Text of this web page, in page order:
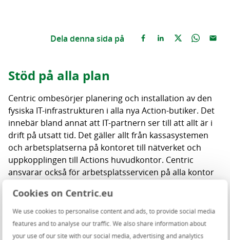
Cookies on Centric.eu
We use cookies to personalise content and ads, to provide social media
features and to analyse our traffic. We also share information about
your use of our site with our social media, advertising and analytics
Dela denna sida på
Stöd på alla plan
Centric ombesörjer planering och installation av den
fysiska IT-infrastrukturen i alla nya Action-butiker. Det
innebär bland annat att IT-partnern ser till att allt är i
drift på utsatt tid. Det gäller allt från kassasystemen
och arbetsplatserna på kontoret till nätverket och
uppkopplingen till Actions huvudkontor. Centric
ansvarar också för arbetsplatsservicen på alla kontor
om supporten på plats. ”Eftersom Centric gör allt detta
åt oss visste vi att det är ett företag som har kapacitet
att leda denna tekniska process i goda banor, och att
de klarar perioder med högre arbetsbelastning. Vi har